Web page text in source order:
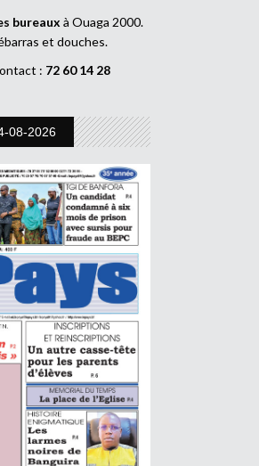
bureaux à Ouaga 2000.
et douches.
: 72 60 14 28
08-2026